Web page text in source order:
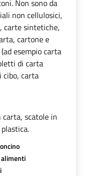
Non sono da
non cellulosici,
carte sintetiche,
cartone e
esempio carta
di carta
cibo, carta
scatole in